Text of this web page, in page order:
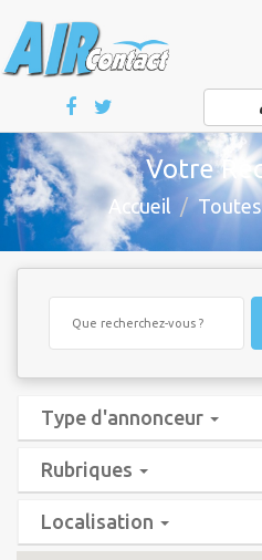
Votre
Accueil
Type d'annonceur
Rubriques
Localisation